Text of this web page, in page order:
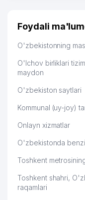
51
52 AGROMIR
53
55
MChJ
56 IPAK YO'LI
BENTONITE
58 ARDUS QK
Foydali
O'zbekistonning
O'lchov birliklari
maydon
O'zbekiston saytlari
Kommunal (uy-joy)
Onlayn xizmatlar
O'zbekistonda
Toshkent
Toshkent shahri,
raqamlari